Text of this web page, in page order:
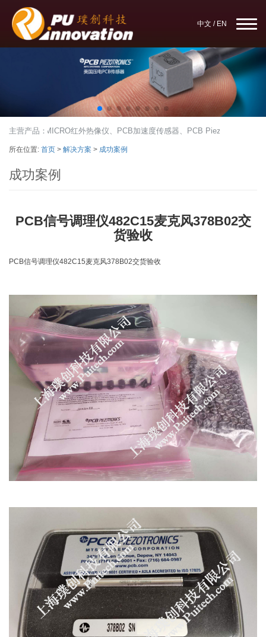
中文 / EN
主营产品：
微影HIKMICRO红外热像仪、PCB加速度传感器、PCB Piezotronics传感器
所在位置: 首页 > 解决方案 > 成功案例
成功案例
PCB信号调理仪482C15麦克风378B02交
货验收
PCB信号调理仪482C15麦克风378B02交货验收